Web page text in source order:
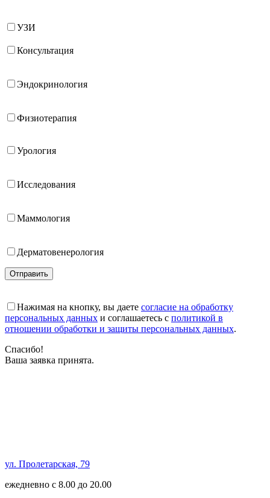
УЗИ
Консультация
Эндокринология
Физиотерапия
Урология
Исследования
Маммология
Дерматовенерология
Отправить
Нажимая на кнопку, вы даете согласие на обработку
персональных данных и соглашаетесь с политикой в
отношении обработки и защиты персональных данных.
Спасибо!
Ваша заявка принята.
ул. Пролетарская, 79
ежедневно с 8.00 до 20.00